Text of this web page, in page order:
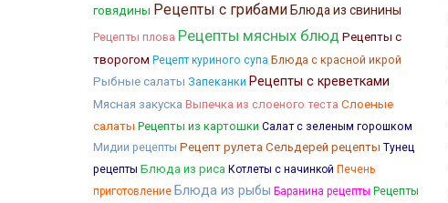
говядины Рецепты с грибами Блюда из свинины
Рецепты плова Рецепты мясных блюд Рецепты с
творогом Рецепт куриного супа Блюда с красной икрой
Рыбные салаты Запеканки Рецепты с креветками
Мясная закуска Выпечка из слоеного теста Слоеные
салаты Рецепты из картошки Салат с зеленым горошком
Мидии рецепты Рецепт рулета Сельдерей рецепты Тунец
рецепты Блюда из риса Котлеты с начинкой Печень
приготовление Блюда из рыбы Баранина рецепты Рецепты